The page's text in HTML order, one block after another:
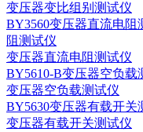
变压器变比组别测试仪
BY3560变压器直流电阻
阻测试仪
变压器直流电阻测试仪
BY5610-B变压器空负载
变压器空负载测试仪
BY5630变压器有载开关
变压器有载开关测试仪